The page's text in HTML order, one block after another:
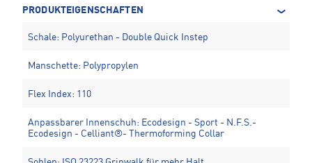
PRODUKTEIGENSCHAFTEN
Schale: Polyurethan - Double Quick Instep
Manschette: Polypropylen
Flex Index: 110
Anpassbarer Innenschuh: Ecodesign - Sport - N.F.S.-
Ecodesign - Celliant®- Thermoforming Collar